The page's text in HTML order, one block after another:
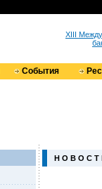
XIII
События
Н О В О С Т